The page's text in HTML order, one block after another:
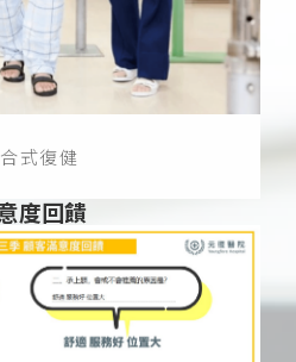
式復健
度回饋